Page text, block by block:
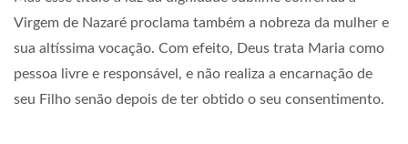
Virgem de Nazaré proclama também a nobreza da mulher e
sua altíssima vocação. Com efeito, Deus trata Maria como
pessoa livre e responsável, e não realiza a encarnação de
seu Filho senão depois de ter obtido o seu consentimento.